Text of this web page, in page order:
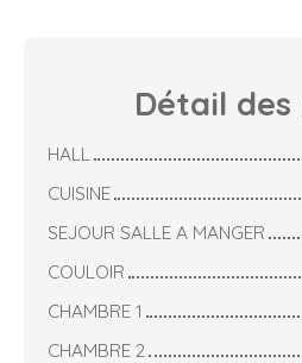
Détail des
HALL
CUISINE
SEJOUR SALLE A MANGER
COULOIR
CHAMBRE 1
CHAMBRE 2